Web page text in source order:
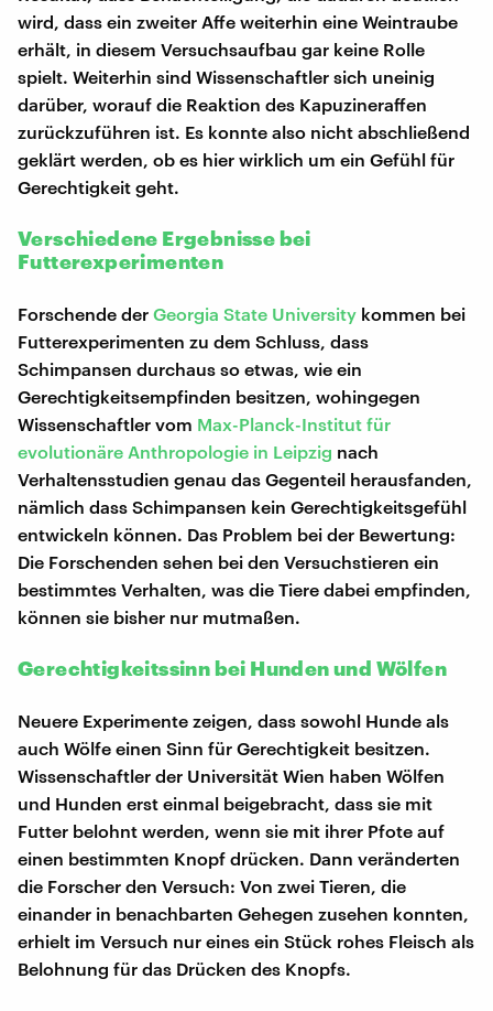
wird, dass ein zweiter Affe weiterhin eine Weintraube
erhält, in diesem Versuchsaufbau gar keine Rolle
spielt. Weiterhin sind Wissenschaftler sich uneinig
darüber, worauf die Reaktion des Kapuzineraffen
zurückzuführen ist. Es konnte also nicht abschließend
geklärt werden, ob es hier wirklich um ein Gefühl für
Gerechtigkeit geht.
Verschiedene Ergebnisse bei
Futterexperimenten
Forschende der Georgia State University kommen bei
Futterexperimenten zu dem Schluss, dass
Schimpansen durchaus so etwas, wie ein
Gerechtigkeitsempfinden besitzen, wohingegen
Wissenschaftler vom Max-Planck-Institut für
evolutionäre Anthropologie in Leipzig nach
Verhaltensstudien genau das Gegenteil herausfanden,
nämlich dass Schimpansen kein Gerechtigkeitsgefühl
entwickeln können. Das Problem bei der Bewertung:
Die Forschenden sehen bei den Versuchstieren ein
bestimmtes Verhalten, was die Tiere dabei empfinden,
können sie bisher nur mutmaßen.
Gerechtigkeitssinn bei Hunden und Wölfen
Neuere Experimente zeigen, dass sowohl Hunde als
auch Wölfe einen Sinn für Gerechtigkeit besitzen.
Wissenschaftler der Universität Wien haben Wölfen
und Hunden erst einmal beigebracht, dass sie mit
Futter belohnt werden, wenn sie mit ihrer Pfote auf
einen bestimmten Knopf drücken. Dann veränderten
die Forscher den Versuch: Von zwei Tieren, die
einander in benachbarten Gehegen zusehen konnten,
erhielt im Versuch nur eines ein Stück rohes Fleisch als
Belohnung für das Drücken des Knopfs.